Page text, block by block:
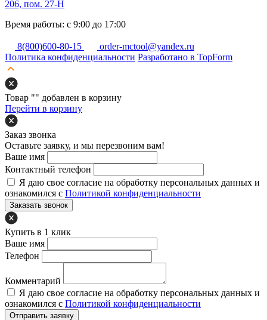
206, пом. 27-Н
Время работы: с 9:00 до 17:00
8(800)600-80-15
order-mctool@yandex.ru
Политика конфиденциальности Разработано в TopForm
Товар "" добавлен в корзину
Перейти в корзину
Заказ звонка
Оставьте заявку, и мы перезвоним вам!
Ваше имя
Контактный телефон
Я даю свое согласие на обработку персональных данных и
ознакомился с Политикой конфиденциальности
Заказать звонок
Купить в 1 клик
Ваше имя
Телефон
Комментарий
Я даю свое согласие на обработку персональных данных и
ознакомился с Политикой конфиденциальности
Отправить заявку